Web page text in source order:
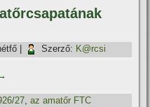
Szerző: K@rcsi
27,az amatőr FTC